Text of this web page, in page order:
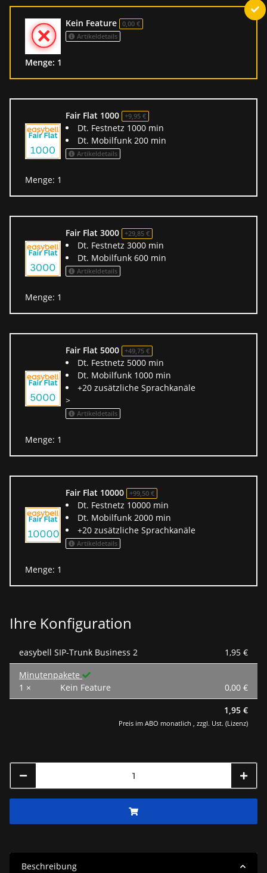
Kein Feature
0,00 €
Artikeldetails
Menge: 1
Fair Flat 1000 +9,95 €
Dt. Festnetz 1000 min
Dt. Mobilfunk 200 min
Artikeldetails
Menge: 1
Fair Flat 3000 +29,85 €
Dt. Festnetz 3000 min
Dt. Mobilfunk 600 min
Artikeldetails
Menge: 1
Fair Flat 5000 +49,75 €
Dt. Festnetz 5000 min
Dt. Mobilfunk 1000 min
+20 zusätzliche Sprachkanäle
>
Artikeldetails
Menge: 1
Fair Flat 10000 +99,50 €
Dt. Festnetz 10000 min
Dt. Mobilfunk 2000 min
+20 zusätzliche Sprachkanäle
Artikeldetails
Menge: 1
Ihre Konfiguration
easybell SIP-Trunk Business 2
1,95 €
Minutenpakete
1 ×
Kein Feature
0,00 €
1,95 €
Preis im ABO monatlich , zzgl. Ust. (Lizenz)
Beschreibung